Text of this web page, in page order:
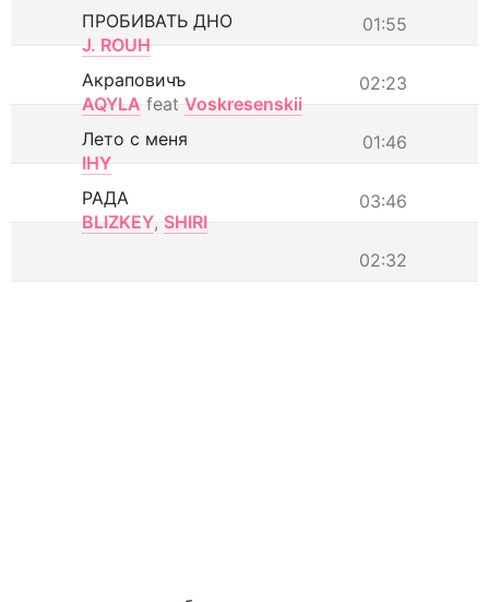
01:55
ПРОБИВАТЬ ДНО
J. ROUH
02:23
Акраповичъ
AQYLA feat Voskresenskii
01:46
Лето с меня
IHY
03:46
РАДА
BLIZKEY, SHIRI
02:32